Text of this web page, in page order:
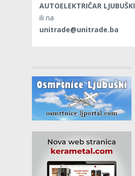
AUTOELEKTRIČAR
ili na
unitrade@unitrade.ba